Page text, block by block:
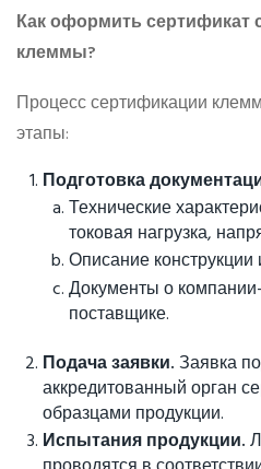
Как оформить сертификат
клеммы?
Процесс сертификации
этапы:
Подготовка
Технические
токовая нагрузка,
Описание
Документы о
поставщике.
Подача заявки.Заявка
аккредитованный орган
образцами продукции.
Испытания продукции.